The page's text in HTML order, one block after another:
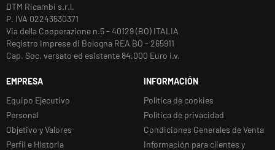
DTM Ricambi s.r.l.
P. IVA 02243530371
Via della Cooperazione n.5 - 40129 (BO) ITALIA
Registro Imprese di Bologna REA BO - 265911
Cap. Soc. versato ed esistente 84.000 Euro i.v.
EMPRESA
Equipo Ejecutivo
Personal
Objetivo y Valores
Perfil e Historia
INFORMACIÓN
Política de cookies
Política de privacidad
Condiciones Generales de Venta
Información para clientes y